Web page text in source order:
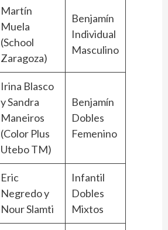
Martín
Muela
(School
Zaragoza)
Benjamín
Individual
Masculino
Irina Blasco
y Sandra
Maneiros
(Color Plus
Utebo TM)
Benjamín
Dobles
Femenino
Eric
Negredo y
Nour Slamti
Infantil
Dobles
Mixtos